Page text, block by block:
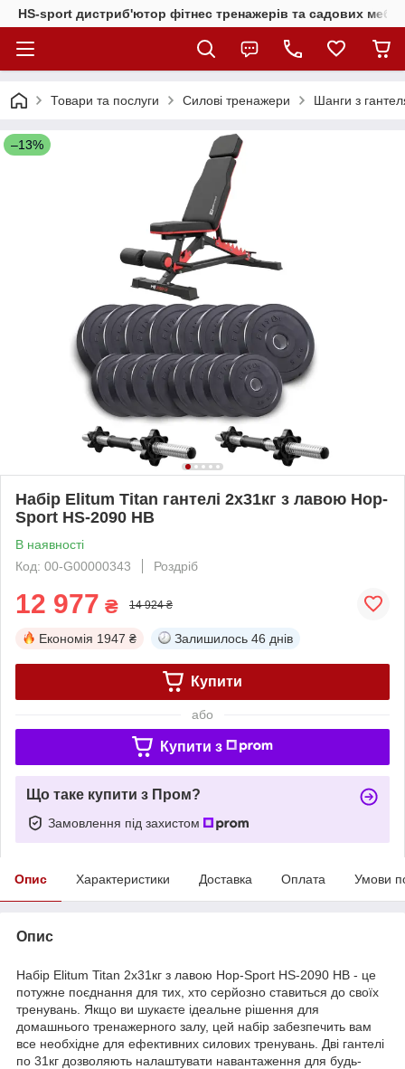
HS-sport дистриб'ютор фітнес тренажерів та садових
Товари та послуги Силові тренажери Шанги з
–13%
Набір Elitum Titan гантелі 2х31кг з лавою Hop-
Sport HS-2090 НВ
В наявності
Код: 00-G00000343
Роздріб
12 977 ₴ 14 924 ₴
Економія 1947 ₴ Залишилось 46 днів
Купити
або
Купити з
Що таке купити з Пром?
Замовлення під захистом
Опис Характеристики Доставка Оплата Умови
Опис
Набір Elitum Titan 2x31кг з лавою Hop-Sport HS-2090 HB - це
потужне поєднання для тих, хто серйозно ставиться до своїх
тренувань. Якщо ви шукаєте ідеальне рішення для
домашнього тренажерного залу, цей набір забезпечить вам
все необхідне для ефективних силових тренувань. Дві гантелі
по 31кг дозволяють налаштувати навантаження для будь-